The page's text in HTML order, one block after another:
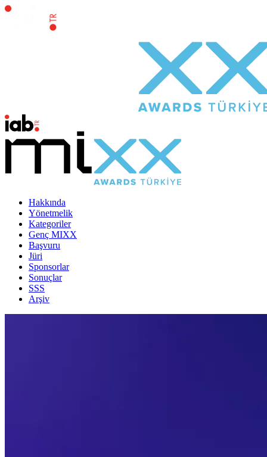
Hakkında
Yönetmelik
Kategoriler
Genç MIXX
Başvuru
Jüri
Sponsorlar
Sonuçlar
SSS
Arşiv